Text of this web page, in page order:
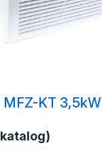
MFZ-KT 3,5kW